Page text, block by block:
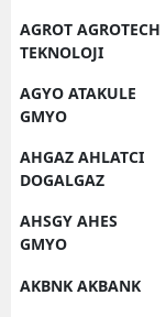
AGROT AGROTECH
TEKNOLOJI
AGYO ATAKULE
GMYO
AHGAZ AHLATCI
DOGALGAZ
AHSGY AHES
GMYO
AKBNK AKBANK